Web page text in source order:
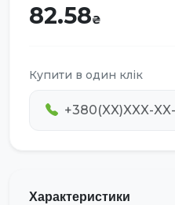
82.58
Купити в один клік
Характеристики